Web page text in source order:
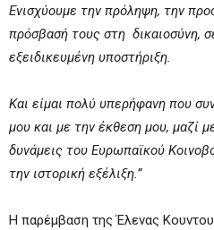
Ενισχύουμε την πρόληψη, την
πρόσβασή τους στη δικαιοσύνη,
εξειδικευμένη υποστήριξη.
Και είμαι πολύ υπερήφανη που
μου και με την έκθεση μου, μαζί
δυνάμεις του Ευρωπαϊκού
την ιστορική εξέλιξη.”
H παρέμβαση της Έλενας